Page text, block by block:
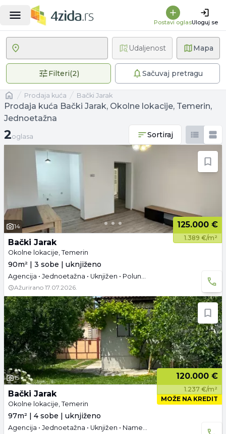
Postavi oglasUloguj se
Mapa
Filteri(2)2 primenjena filteraSačuvaj pretragu
Udaljenost
Naslovnaprodaja kuća Bački Jarak
Prodaja kuća Bački Jarak, Okolne lokacije, Temerin,
Jednoetažna
2 oglasa
2oglasa Sortiraj
14 125.000 €
1.389 €/m²
Bački Jarak
Okolne lokacije, Temerin
90m² | 3 sobe | uknjiženo
Agencija • Jednoetažna • Uknjižen • Polunamešteno • Parking
Ažurirano 17.07.2026.
15 120.000 €
1.237 €/m²
MOŽE NA KREDIT
Bački Jarak
Okolne lokacije, Temerin
97m² | 4 sobe | uknjiženo
Agencija • Jednoetažna • Uknjižen • Namešteno